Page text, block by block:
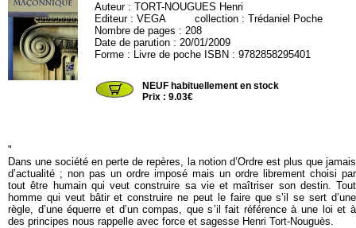
Auteur :TORT-NOUGUES Henri
Editeur :VEGA collection :Trédaniel Poche
Nombre de pages : 208
Date de parution : 20/01/2009
Forme : Livre de poche ISBN : 9782858295401
NEUF habituellement en stock
Prix : 9.03€
"
Dans une société en perte de repères, la notion d’Ordre est plus que jamais
d’actualité ; non pas un ordre imposé mais un ordre librement choisi par
tout être humain qui veut construire sa vie et maîtriser son destin. Tout
homme qui veut bâtir et construire ne peut le faire que s’il se sert d’une
règle, d’une équerre et d’un compas, que s’il fait référence à une loi et à
des principes nous rappelle avec force et sagesse Henri Tort-Nouguès.